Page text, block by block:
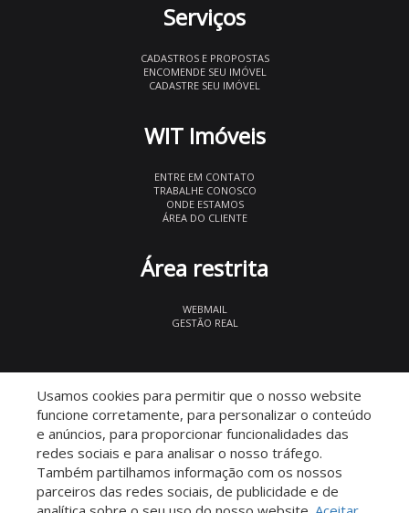
Serviços
CADASTROS E PROPOSTAS
ENCOMENDE SEU IMÓVEL
CADASTRE SEU IMÓVEL
WIT Imóveis
ENTRE EM CONTATO
TRABALHE CONOSCO
ONDE ESTAMOS
ÁREA DO CLIENTE
Área restrita
WEBMAIL
GESTÃO REAL
Descomplicado por:
Usamos cookies para permitir que o nosso website
funcione corretamente, para personalizar o conteúdo
e anúncios, para proporcionar funcionalidades das
redes sociais e para analisar o nosso tráfego.
Também partilhamos informação com os nossos
parceiros das redes sociais, de publicidade e de